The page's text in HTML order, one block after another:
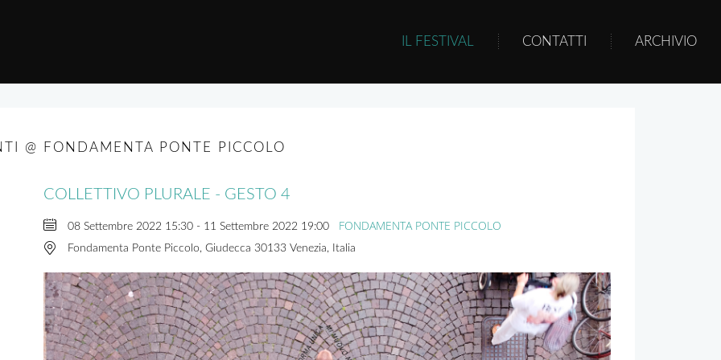
IL FESTIVAL CONTATTI ARCHIVIO
@ FONDAMENTA PONTE PICCOLO
COLLETTIVO PLURALE - GESTO 4
08 Settembre 2022 15:30- 11 Settembre 2022 19:00 FONDAMENTA PONTE PICCOLO
Fondamenta Ponte Piccolo, Giudecca 30133 Venezia, Italia